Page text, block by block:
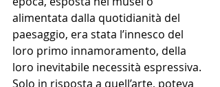
alimentata dalla quotidianità del
paesaggio, era stata l’innesco del
loro primo innamoramento, della
loro inevitabile necessità espressiva.
Solo in risposta a quell’arte, poteva